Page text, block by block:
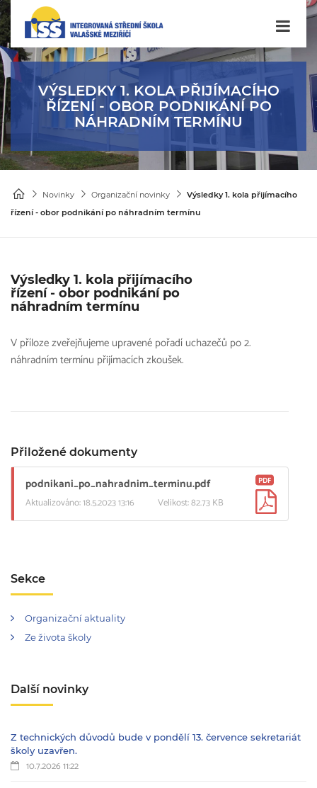
VÝSLEDKY 1. KOLA PŘIJÍMACÍHO
ŘÍZENÍ - OBOR PODNIKÁNÍ PO
NÁHRADNÍM TERMÍNU
Novinky Organizační novinky
Výsledky 1. kola přijímacího
řízení - obor podnikání po náhradním termínu
Výsledky 1. kola přijímacího
řízení - obor podnikání po
náhradním termínu
V příloze zveřejňujeme upravené pořadí uchazečů po 2.
náhradním termínu přijímacích zkoušek.
Přiložené dokumenty
podnikani_po_nahradnim_terminu.pdf
Aktualizováno: 18.5.2023 13:16 Velikost: 82.73 KB
PDF
Sekce
Organizační aktuality
Ze života školy
Další novinky
Z technických důvodů bude v pondělí 13. července sekretariát
školy uzavřen.
10.7.2026 11:22